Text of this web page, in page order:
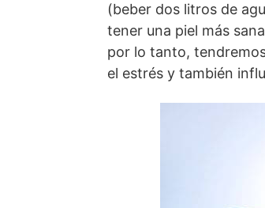
(beber dos litros de
tener una piel más
por lo tanto,
el estrés y también